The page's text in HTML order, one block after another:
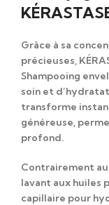
Grâce à sa
précieuses
Shampooing
soin et
transforme
généreuse ,
profond.
Contrairement
lavant aux huiles
capillaire pour